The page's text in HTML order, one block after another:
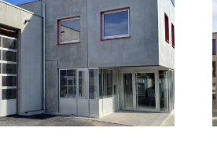
Neubau
Kreissparkasse,
Trossingen